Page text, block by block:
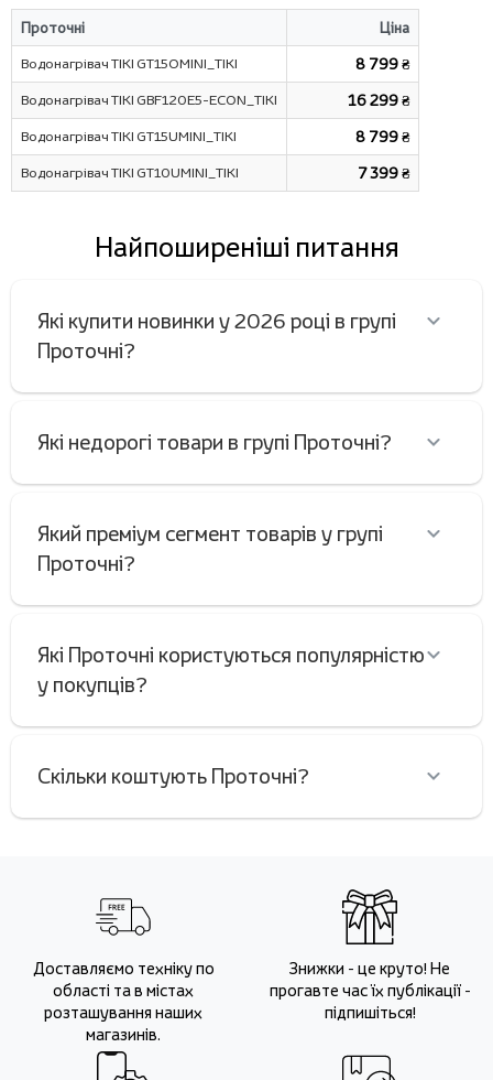
Проточні Ціна
Водонагрівач TIKI GT15OMINI_TIKI 8 799 ₴
Водонагрівач TIKI GBF120E5-ECON_TIKI 16 299 ₴
Водонагрівач TIKI GT15UMINI_TIKI 8 799 ₴
Водонагрівач TIKI GT10UMINI_TIKI 7 399 ₴
Найпоширеніші питання
Які купити новинки у 2026 році в групі
Проточні?
Які недорогі товари в групі Проточні?
Який преміум сегмент товарів у групі
Проточні?
Які Проточні користуються популярністю
у покупців?
Скільки коштують Проточні?
Доставляємо техніку по
області та в містах
розташування наших
магазинів.
Знижки - це круто! Не
прогавте час їх публікації -
підпишіться!